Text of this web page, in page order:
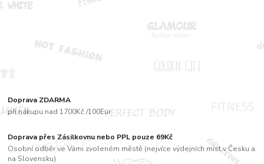
Doprava ZDARMA
při nákupu nad 1700Kč /100Eur
Doprava přes Zásilkovnu nebo PPL pouze 69Kč
Osobní odběr ve Vámi zvoleném městě (nejvíce výdejních míst v Česku a
na Slovensku)